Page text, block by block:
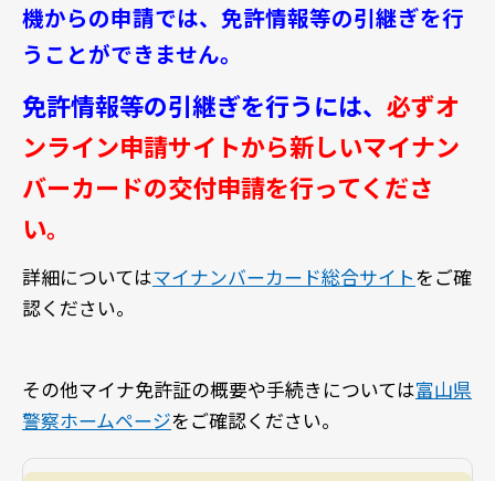
機からの申請では、免許情報等の引継ぎを行
うことができません。
免許情報等の引継ぎを行うには、 必ずオ
ンライン申請サイトから新しいマイナン
バーカードの交付申請を行ってくださ
い。
詳細についてはマイナンバーカード総合サイトをご確
認ください。
その他マイナ免許証の概要や手続きについては富山県
警察ホームページをご確認ください。